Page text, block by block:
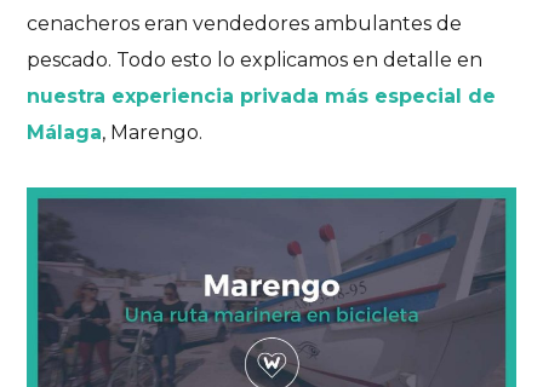
cenacheros eran vendedores ambulantes de
pescado. Todo esto lo explicamos en detalle en
nuestra experiencia privada más especial de
Málaga, Marengo.